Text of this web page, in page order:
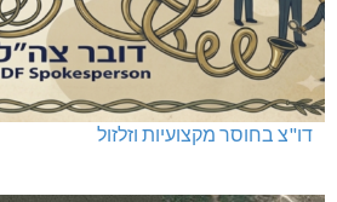
דו"צ בחוסר מקצועיות וזלזול